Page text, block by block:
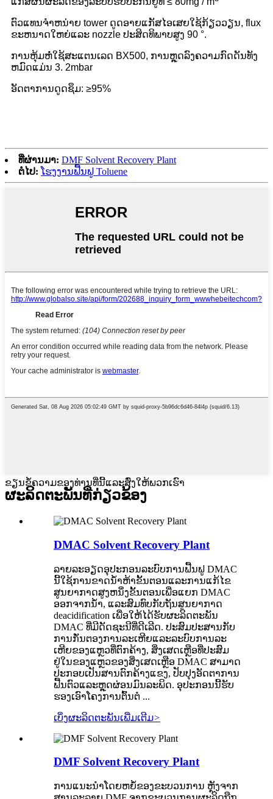
ຕົວແທນຈໍາຫນ່າຍ tower ດູດອາຍແກັສໄອເສຍໃຊ້ກ້ຽວວຽນ, flux
ຂະຫນາດໃຫຍ່ແລະ nozzle ປະສິດທິພາບສູງ 90 °.
ການຫຸ້ມຫໍ່ໃຊ້ສະແຕນເລດ BX500, ການຫຼຸດລົງຄວາມກົດດັນທັງ
ຫມົດແມ່ນ 3. 2mbar
ອັດຕາການດູດຊຶມ: ≥95%
ທີ່ຜ່ານມາ: DMF Solvent Recovery Plant
ຕໍ່ໄປ: ໂຮງງານຟື້ນຟູ Toluene
ຂຽນຂໍ້ຄວາມຂອງທ່ານທີ່ນີ້ແລະສົ່ງໃຫ້ພວກເຮົາ
ຜະລິດຕະພັນທີ່ກ່ຽວຂ້ອງ
DMAC Solvent Recovery Plant
ລາຍລະອຽດອຸປະກອນລະບົບການຟື້ນຟູ DMAC
ນີ້ໃຊ້ການຂາດນ້ໍາຫ້າຂັ້ນຕອນແລະການແກ້ໄຂ
ສູນຍາກາດສູງຫນຶ່ງຂັ້ນຕອນເພື່ອແຍກ DMAC
ອອກຈາກນ້ໍາ, ແລະສົມທົບກັບຖັນສູນຍາກາດ
deacidification ເພື່ອໃຫ້ໄດ້ຮັບຜະລິດຕະພັນ
DMAC ທີ່ມີດັດຊະນີທີ່ດີເລີດ. ປະສົມປະສານກັບ
ການກັ່ນຕອງການລະເຫີຍແລະລະບົບການລະ
ເຫີຍຂອງແຫຼວທີ່ຕົກຄ້າງ, ສິ່ງເສດເຫຼືອທີ່ປະສົມ
ຢູ່ໃນຂອງແຫຼວຂອງສິ່ງເສດເຫຼືອ DMAC ສາມາດ
ປະກອບເປັນສານຕົກຄ້າງແຂງ, ປັບປຸງອັດຕາການ
ຟື້ນຕົວແລະຫຼຸດຜ່ອນມົນລະພິດ. ອຸ​ປະ​ກອນ​ນີ້​ຮັບ​
ຮອງ​ເອົາ​ໂຄງ​ການ​ຕົ້ນ​ຕໍ ...
ເບິ່ງຜະລິດຕະພັນເພີ່ມເຕີມ>
DMF Solvent Recovery Plant
ການແນະນໍາໂດຍຫຍໍ້ຂອງຂະບວນການ ຫຼັງຈາກ